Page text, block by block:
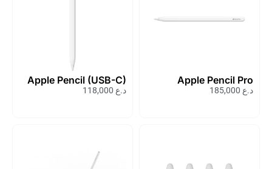
Apple Pencil Pro
د.ع
Apple Pencil (USB-C)
د.ع